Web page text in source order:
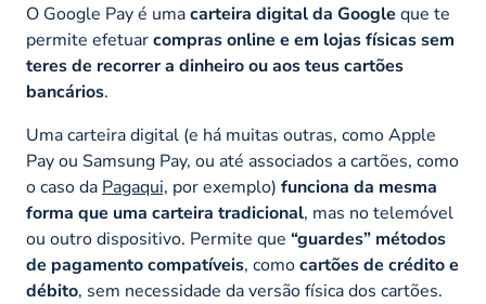
O Google Pay é umacarteira digital da Google que te
permite efetuarcompras online e em lojas físicas sem
teres de recorrer a dinheiro ou aos teus cartões
bancários.
Uma carteira digital (e há muitas outras, como Apple
Pay ou Samsung Pay, ou até associados a cartões, como
o caso da Pagaqui, por exemplo) funciona da mesma
forma que uma carteira tradicional, mas no telemóvel
ou outro dispositivo. Permite que “guardes” métodos
de pagamento compatíveis, comocartões de crédito e
débito, sem necessidade da versão física dos cartões.